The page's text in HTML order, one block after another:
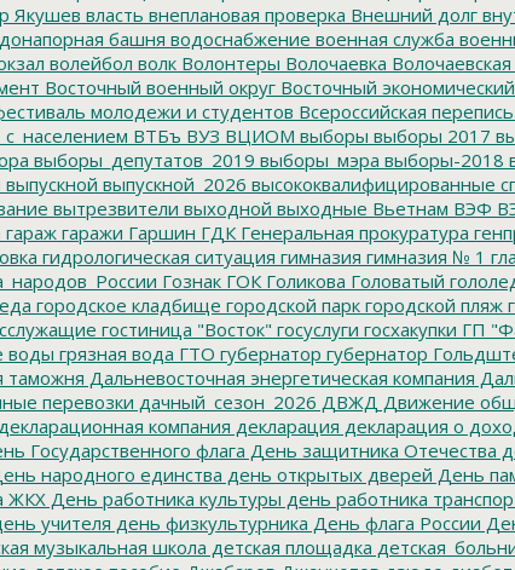
Якушев власть внеплановая проверка Внешний долг
башня водоснабжение военная служба
волейбол волк Волонтеры Волочаевка
Восточный военный округ Восточный
молодежи и студентов Всероссийская
ВТБъ ВУЗ ВЦИОМ выборы выборы 2017
выборы_депутатов_2019 выборы_мэра выборы-2018
выпускной выпускной_2026 высококвалифицированные
вытрезвители выходной выходные Вьетнам ВЭФ
гараж гаражи Гаршин ГДК Генеральная прокуратура
гидрологическая ситуация гимназия гимназия № 1
Гознак ГОК Голикова Головатый
городское кладбище городской парк городской пляж
гостиница "Восток" госуслуги госхакупки ГП
воды грязная вода ГТО губернатор губернатор
таможня Дальневосточная энергетическая компания
перевозки дачный_сезон_2026 ДВЖД Движение
декларационная компания декларация декларация о
Государственного флага День защитника Отечества
народного единства день открытых дверей День
ЖКХ День работника культуры день работника
учителя день физкультурника День флага России
музыкальная школа детская площадка